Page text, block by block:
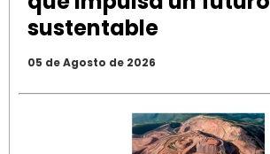
sustentable
05 de Agosto de 2026